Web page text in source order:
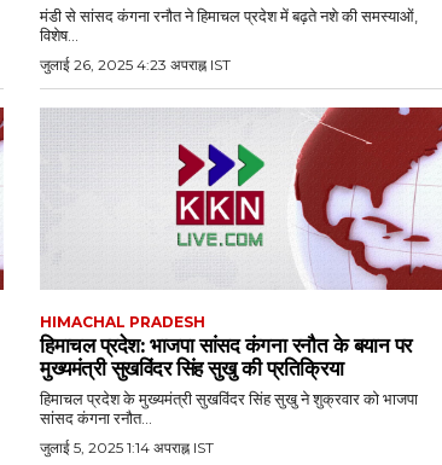
मंडी से सांसद कंगना रनौत ने हिमाचल प्रदेश में बढ़ते नशे की समस्याओं,
विशेष...
जुलाई 26, 2025 4:23 अपराह्न IST
HIMACHAL PRADESH
हिमाचल प्रदेश: भाजपा सांसद कंगना रनौत के बयान पर
मुख्यमंत्री सुखविंदर सिंह सुखु की प्रतिक्रिया
हिमाचल प्रदेश के मुख्यमंत्री सुखविंदर सिंह सुखु ने शुक्रवार को भाजपा
सांसद कंगना रनौत...
जुलाई 5, 2025 1:14 अपराह्न IST